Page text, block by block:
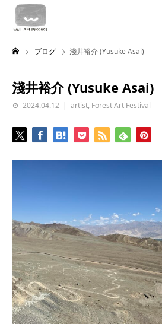
ブログ 淺井裕介 (Yusuke Asai)
淺井裕介 (Yusuke Asai)
2024.04.12 artist, Forest Art Festival